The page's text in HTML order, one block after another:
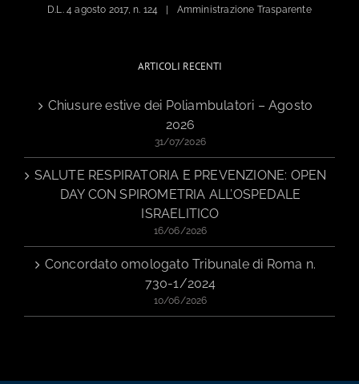
D.L. 4 agosto 2017, n. 124
Amministrazione Trasparente
ARTICOLI RECENTI
Chiusure estive dei Poliambulatori – Agosto
2026
31/07/2026
SALUTE RESPIRATORIA E PREVENZIONE: OPEN
DAY CON SPIROMETRIA ALL’OSPEDALE
ISRAELITICO
16/06/2026
Concordato omologato Tribunale di Roma n.
730-1/2024
10/06/2026